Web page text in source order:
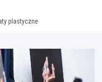
plastyczne